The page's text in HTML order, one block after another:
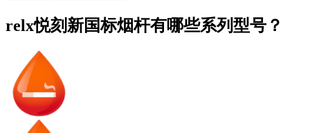
relx悦刻新国标烟杆有哪些系列型号？